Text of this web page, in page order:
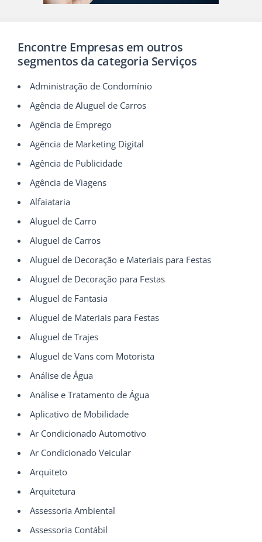
Encontre Empresas em outros
segmentos da categoria Serviços
Administração de Condomínio
Agência de Aluguel de Carros
Agência de Emprego
Agência de Marketing Digital
Agência de Publicidade
Agência de Viagens
Alfaiataria
Aluguel de Carro
Aluguel de Carros
Aluguel de Decoração e Materiais para Festas
Aluguel de Decoração para Festas
Aluguel de Fantasia
Aluguel de Materiais para Festas
Aluguel de Trajes
Aluguel de Vans com Motorista
Análise de Água
Análise e Tratamento de Água
Aplicativo de Mobilidade
Ar Condicionado Automotivo
Ar Condicionado Veicular
Arquiteto
Arquitetura
Assessoria Ambiental
Assessoria Contábil